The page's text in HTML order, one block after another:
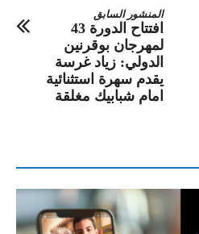
المنشور السابق
افتتاح الدورة 43
لمهرجان بوقرنين
الدولي: زياد غرسة
يقدم سهرة استثنائية
امام شبابيك مغلقة